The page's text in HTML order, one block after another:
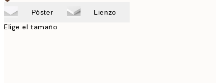
Póster Lienzo
Elige el tamaño